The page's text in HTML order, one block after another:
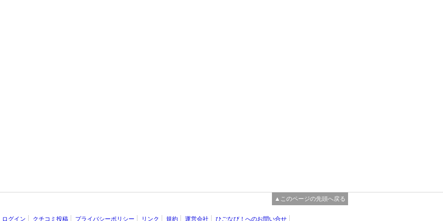
▲このページの先頭へ戻る
ログイン クチコミ投稿 プライバシーポリシー リンク 規約 運営会社 ひごなび！へのお問い合せ